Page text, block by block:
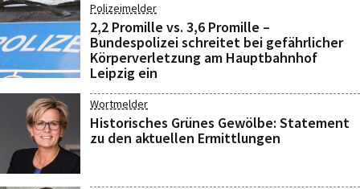
Polizeimelder
2,2 Promille vs. 3,6 Promille –
Bundespolizei schreitet bei gefährlicher
Körperverletzung am Hauptbahnhof
Leipzig ein
Wortmelder
Historisches Grünes Gewölbe: Statement
zu den aktuellen Ermittlungen